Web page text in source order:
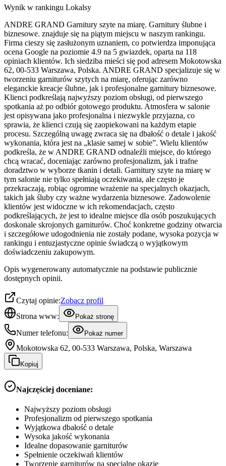
Wynik w rankingu Lokalsy
ANDRE GRAND Garnitury szyte na miarę. Garnitury ślubne i
biznesowe. znajduje się na piątym miejscu w naszym rankingu.
Firma cieszy się zasłużonym uznaniem, co potwierdza imponująca
ocena Google na poziomie 4.9 na 5 gwiazdek, oparta na 118
opiniach klientów. Ich siedziba mieści się pod adresem Mokotowska
62, 00-533 Warszawa, Polska. ANDRE GRAND specjalizuje się w
tworzeniu garniturów szytych na miarę, oferując zarówno
eleganckie kreacje ślubne, jak i profesjonalne garnitury biznesowe.
Klienci podkreślają najwyższy poziom obsługi, od pierwszego
spotkania aż po odbiór gotowego produktu. Atmosfera w salonie
jest opisywana jako profesjonalna i niezwykle przyjazna, co
sprawia, że klienci czują się zaopiekowani na każdym etapie
procesu. Szczególną uwagę zwraca się na dbałość o detale i jakość
wykonania, która jest na „klasie samej w sobie”. Wielu klientów
podkreśla, że w ANDRE GRAND odnaleźli miejsce, do którego
chcą wracać, doceniając zarówno profesjonalizm, jak i trafne
doradztwo w wyborze tkanin i detali. Garnitury szyte na miarę w
tym salonie nie tylko spełniają oczekiwania, ale często je
przekraczają, robiąc ogromne wrażenie na specjalnych okazjach,
takich jak śluby czy ważne wydarzenia biznesowe. Zadowolenie
klientów jest widoczne w ich rekomendacjach, często
podkreślających, że jest to idealne miejsce dla osób poszukujących
doskonale skrojonych garniturów. Choć konkretne godziny otwarcia
i szczegółowe udogodnienia nie zostały podane, wysoka pozycja w
rankingu i entuzjastyczne opinie świadczą o wyjątkowym
doświadczeniu zakupowym.
Opis wygenerowany automatycznie na podstawie publicznie
dostępnych opinii.
Czytaj opinie:Zobacz profil
Strona www:
Pokaż stronę
Numer telefonu: Pokaż numer
Mokotowska 62, 00-533 Warszawa, Polska, Warszawa
Kopiuj
Najczęściej doceniane:
Najwyższy poziom obsługi
Profesjonalizm od pierwszego spotkania
Wyjątkowa dbałość o detale
Wysoka jakość wykonania
Idealne dopasowanie garniturów
Spełnienie oczekiwań klientów
Tworzenie garniturów na specjalne okazje